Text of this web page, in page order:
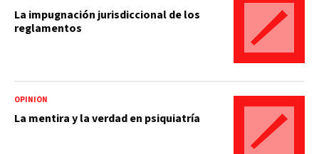
La impugnación jurisdiccional de los
reglamentos
OPINIÓN
La mentira y la verdad en psiquiatría